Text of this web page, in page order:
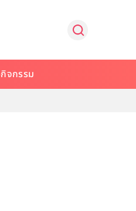
จกรรม